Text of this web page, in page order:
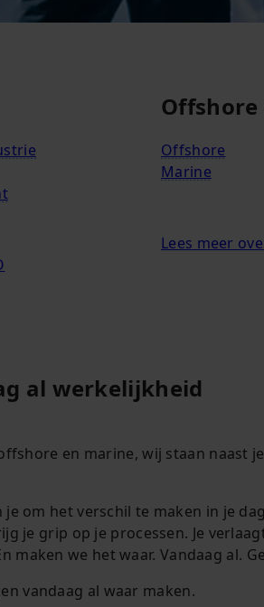
Offshore
Marine
Lees meer
al werkelijkheid
en marine, wij staan naast
om het verschil te maken in je
je grip op je processen. Je
we het waar. Vandaag al.
vandaag al waar maken.